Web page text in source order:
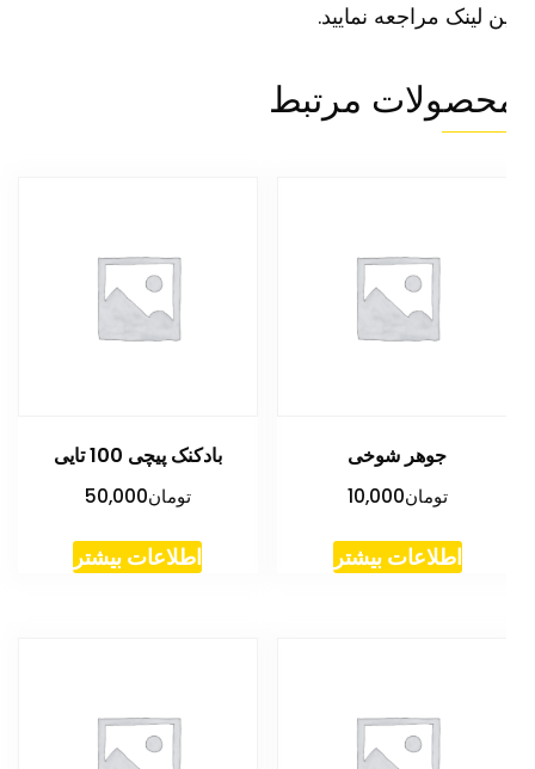
لینکمراجعه نمایید.
مرتبط
جوهر شوخی
تومان10,000
اطلاعات بیشتر
بادکنک پیچی 100 تایی
تومان50,000
اطلاعات بیشتر